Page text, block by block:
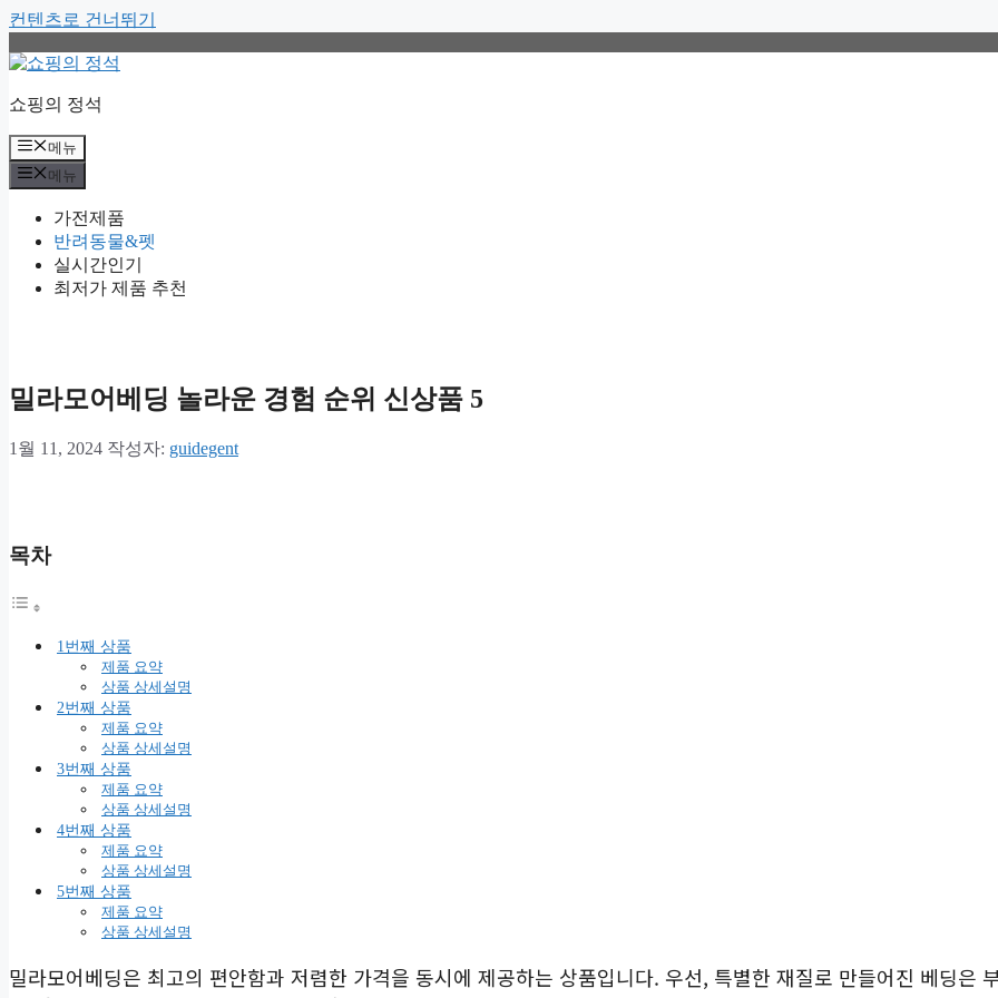
컨텐츠로 건너뛰기
쇼핑의 정석
메뉴
메뉴
가전제품
반려동물&펫
실시간인기
최저가 제품 추천
밀라모어베딩 놀라운 경험 순위 신상품 5
1월 11, 2024 작성자: guidegent
목차
1번째 상품
제품 요약
상품 상세설명
2번째 상품
제품 요약
상품 상세설명
3번째 상품
제품 요약
상품 상세설명
4번째 상품
제품 요약
상품 상세설명
5번째 상품
제품 요약
상품 상세설명
밀라모어베딩은 최고의 편안함과 저렴한 가격을 동시에 제공하는 상품입니다. 우선, 특별한 재질로 만들어진 베딩은